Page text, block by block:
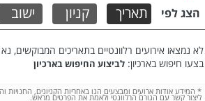
הצג לפי תאריך קניון ישוב
לא נמצאו אירועים רלוונטיים בתאריכים המבוקשים,
בצעו חיפוש בארכיון: לביצוע החיפוש בארכיון
* המידע אודות ארועים ומבצעים הנו באחריות הקניונים, החנויות
ליצור קשר עם הגורם הרלוונטי ולאמת את הפרטים מראש.